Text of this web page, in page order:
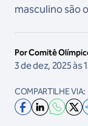
masculino são
Por Comitê
3 de dez, 2025 às
COMPARTILHE VIA: